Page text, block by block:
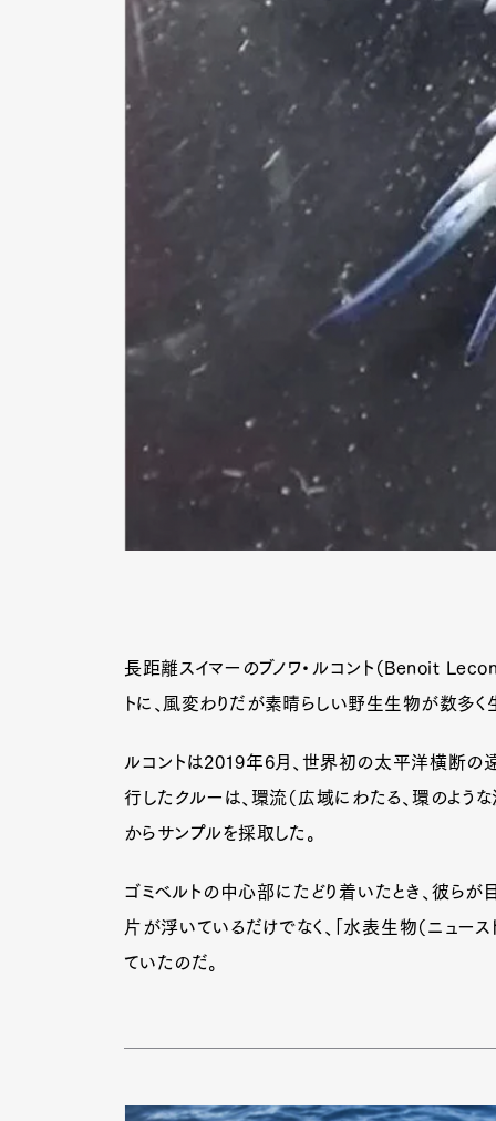
長距離スイマーのブノワ・ルコント（Benoit
トに、風変わりだが素晴らしい野生生物が数多く
ルコントは2019年6月、世界初の太平洋横断の遠
行したクルーは、環流（広域にわたる、環のよう
からサンプルを採取した。
ゴミベルトの中心部にたどり着いたとき、彼らが
片が浮いているだけでなく、「水表生物（ニュー
ていたのだ。